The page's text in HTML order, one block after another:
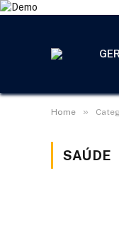
Home »
SAÚDE